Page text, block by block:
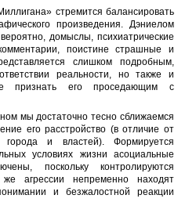
стремится балансировать
произведения. Дэниелом
домыслы, психиатрические
поистине страшные и
слишком подробным,
реальности, но также и
признать его проседающим с
мы достаточно тесно сближаемся
его расстройство (в отличие от
города и властей). Формируется
условиях жизни асоциальные
поскольку контролируются
агрессии непременно находят
и безжалостной реакции